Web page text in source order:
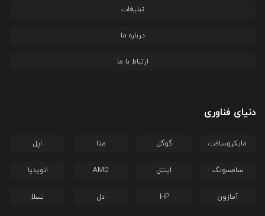
تبلیغات
درباره ما
ارتباط با ما
دنیای فناوری
مایکروسافت گوگل متا اپل
سامسونگ اینتل AMD انویدیا
آمازون HP دل تسلا